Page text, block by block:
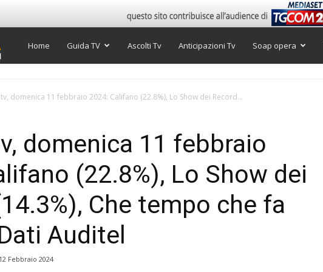
Super
Home Guida TV Ascolti Tv Anticipazioni Tv Soap opera
domenica 11 febbraio 2024: Califano (22.8%), Lo Show dei Record...
domenica 11 febbraio
(22.8%), Lo Show dei
Che tempo che fa
Auditel
12 Febbraio 2024